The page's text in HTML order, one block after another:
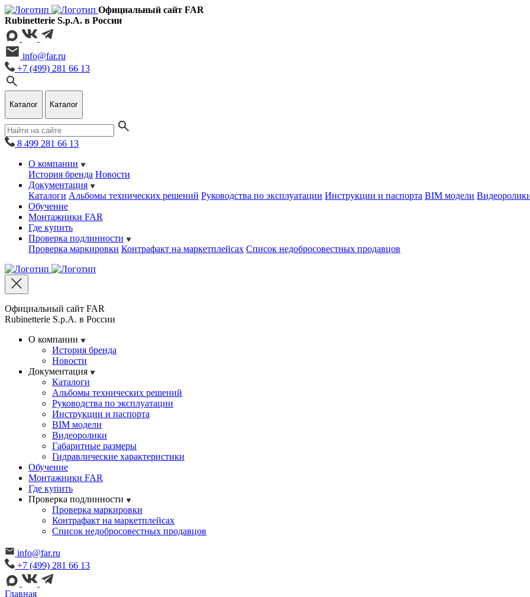
Официальный сайт FAR
Rubinetterie S.p.A. в России
info@far.ru
+7 (499) 281 66 13
Каталог Каталог
8 499 281 66 13
О компании
История бренда Новости
Документация
Каталоги Альбомы технических решений Руководства по эксплуатации Инструкции и паспорта BIM модели
Обучение
Монтажники FAR
Где купить
Проверка подлинности
Проверка маркировки Контрафакт на маркетплейсах Cписок недобросовестных продавцов
Официальный сайт FAR
Rubinetterie S.p.A. в России
О компании
История бренда
Новости
Документация
Каталоги
Альбомы технических решений
Руководства по эксплуатации
Инструкции и паспорта
BIM модели
Видеоролики
Габаритные размеры
Гидравлические характеристики
Обучение
Монтажники FAR
Где купить
Проверка подлинности
Проверка маркировки
Контрафакт на маркетплейсах
Cписок недобросовестных продавцов
info@far.ru
+7 (499) 281 66 13
Главная